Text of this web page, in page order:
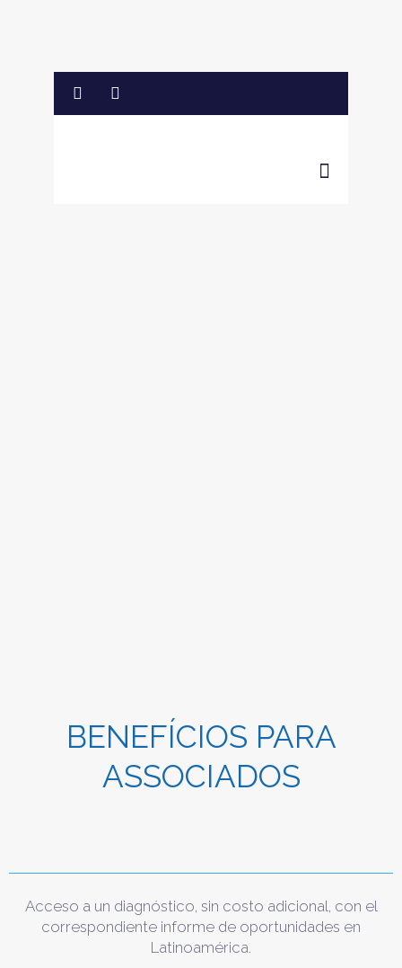
BENEFÍCIOS PARA
ASSOCIADOS
Acceso a un diagnóstico, sin costo adicional, con el
correspondiente informe de oportunidades en
Latinoamérica.